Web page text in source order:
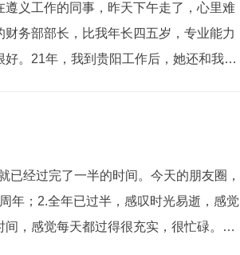
义工作的同事，昨天下午走了，心里难
务部部长，比我年长四五岁，专业能力
。21年，我到贵阳工作后，她还和我保
商卖洗...
经过完了一半的时间。今天的朋友圈，
年；2.全年已过半，感叹时光易逝，感觉
，感觉每天都过得很充实，很忙碌。但